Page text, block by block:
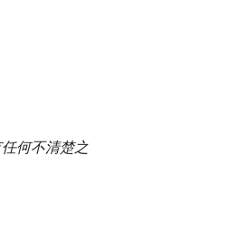
何不清楚之